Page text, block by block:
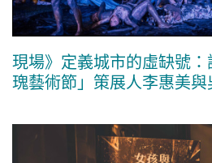
現場》定義城市的虛缺號
瑰藝術節」策展人李惠美